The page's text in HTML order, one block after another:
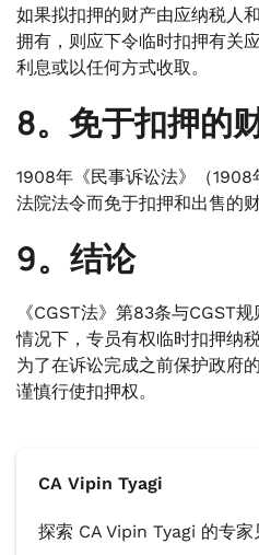
如果拟扣押的财产由应纳税人
拥有，则应下令临时扣押有关
利息或以任何方式收取。
8。免于扣押的财
1908年《民事诉讼法》（
法院法令而免于扣押和出售的
9。结论
《CGST法》第83条与CGST
情况下，专员有权临时扣押纳
为了在诉讼完成之前保护政府
谨慎行使扣押权。
CA Vipin Tyagi
探索 CA Vipin Tyagi 的专